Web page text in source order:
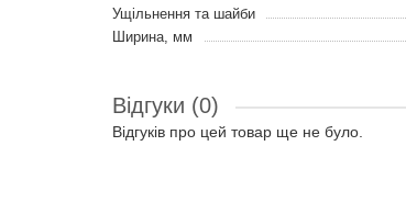
Ущільнення та шайби
Ширина, мм
Відгуки (0)
Відгуків про цей товар ще не було.